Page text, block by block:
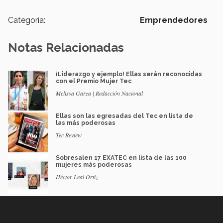
Categoría: Emprendedores
Notas Relacionadas
¡Liderazgo y ejemplo! Ellas serán reconocidas
con el Premio Mujer Tec
Melissa Garza | Redacción Nacional
Ellas son las egresadas del Tec en lista de
las más poderosas
Tec Review
Sobresalen 17 EXATEC en lista de las 100
mujeres más poderosas
Héctor Leal Ortiz